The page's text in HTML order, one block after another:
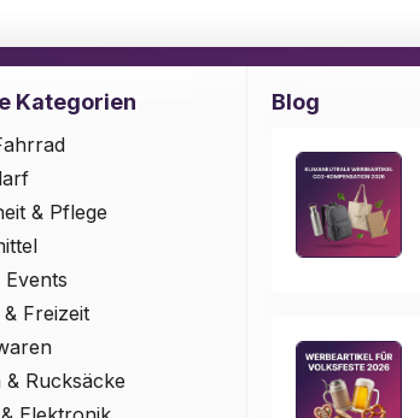
Kategorien
& Pflege
Events
Freizeit
& Rucksäcke
Blog